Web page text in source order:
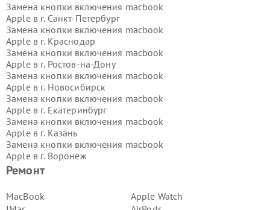
Ремонт
MacBook
Apple Watch
Замена кнопки включения macbook
Apple в г. Санкт-Петербург
Замена кнопки включения macbook
Apple в г. Краснодар
Замена кнопки включения macbook
Apple в г. Ростов-на-Дону
Замена кнопки включения macbook
Apple в г. Новосибирск
Замена кнопки включения macbook
Apple в г. Екатеринбург
Замена кнопки включения macbook
Apple в г. Казань
Замена кнопки включения macbook
Apple в г. Воронеж
Замена кнопки включения macbook
Замена кнопки включения macbook
Apple в г.